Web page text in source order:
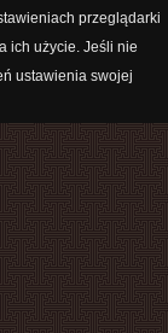
przeglądarki
ich użycie. Jeśli nie
ustawienia swojej